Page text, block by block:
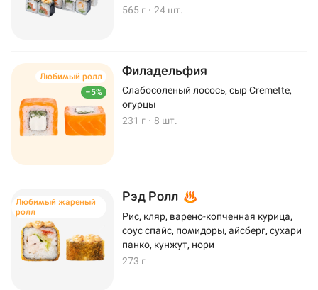
565 г · 24 шт.
–5%
Любимый ролл Филадельфия
Слабосоленый лосось, сыр Cremette,
огурцы
231 г · 8 шт.
Любимый жареный
ролл
Рэд Ролл
Рис, кляр, варено-копченная курица,
соус спайс, помидоры, айсберг, сухари
панко, кунжут, нори
273 г